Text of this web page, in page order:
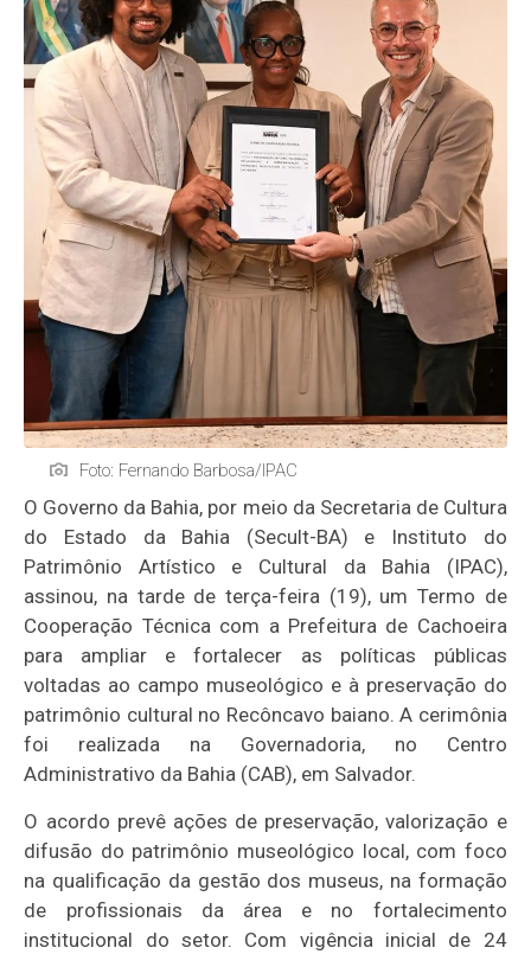
Foto: Fernando Barbosa/IPAC
O Governo da Bahia, por meio da Secretaria de Cultura
do Estado da Bahia (Secult-BA) e Instituto do
Patrimônio Artístico e Cultural da Bahia (IPAC),
assinou, na tarde de terça-feira (19), um Termo de
Cooperação Técnica com a Prefeitura de Cachoeira
para ampliar e fortalecer as políticas públicas
voltadas ao campo museológico e à preservação do
patrimônio cultural no Recôncavo baiano. A cerimônia
foi realizada na Governadoria, no Centro
Administrativo da Bahia (CAB), em Salvador.
O acordo prevê ações de preservação, valorização e
difusão do patrimônio museológico local, com foco
na qualificação da gestão dos museus, na formação
de profissionais da área e no fortalecimento
institucional do setor. Com vigência inicial de 24